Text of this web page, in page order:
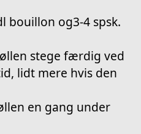
bouillon og3-4 spsk.
stege færdig ved
lidt mere hvis den
en gang under